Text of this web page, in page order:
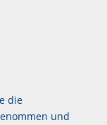
die
und